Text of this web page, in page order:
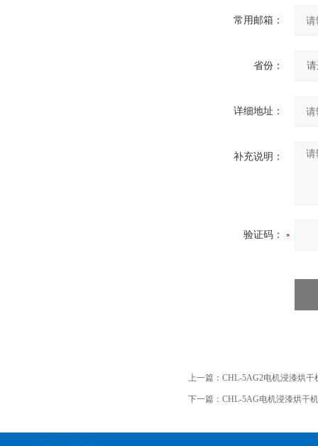
常用邮箱：
省份：
详细地址：
补充说明：
验证码：
上一篇： CHL-5AG2电机浸漆烘干
下一篇： CHL-5AG电机浸漆烘干